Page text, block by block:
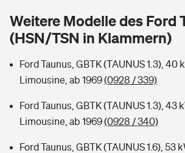
Hochwasser-Check: Wie gefährdet ist Ihr
Wer versichert was: Jetzt Versicherer finden
Sie haben Fragen?
Private Cyberversicherung
Musikinstrumentenversicherung
Zur Übersicht
Tools
Sie haben Fragen?
Rentenrechner: Wie viel Geld bekomme ich
Weitere Modelle des Ford
(HSN/TSN in Klammern)
Ford Taunus, GBTK (TAUNUS 1.3), 40
Limousine, ab 1969(0928 / 339)
Ford Taunus, GBTK (TAUNUS 1.3), 43
Limousine, ab 1969(0928 / 340)
Ford Taunus, GBTK (TAUNUS 1.6), 53